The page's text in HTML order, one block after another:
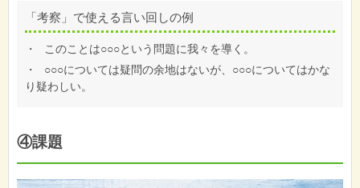
「考察」で使える言い回しの例
・
このことは○○○という問題に我々を導く。
・
○○○については疑問の余地はないが、○○○についてはかな
り疑わしい。
④課題